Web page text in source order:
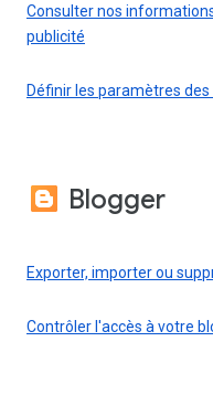
Consulter nos
publicité
Définir les paramètres
Blogger
Exporter, importer ou
Contrôler l'accès à votre